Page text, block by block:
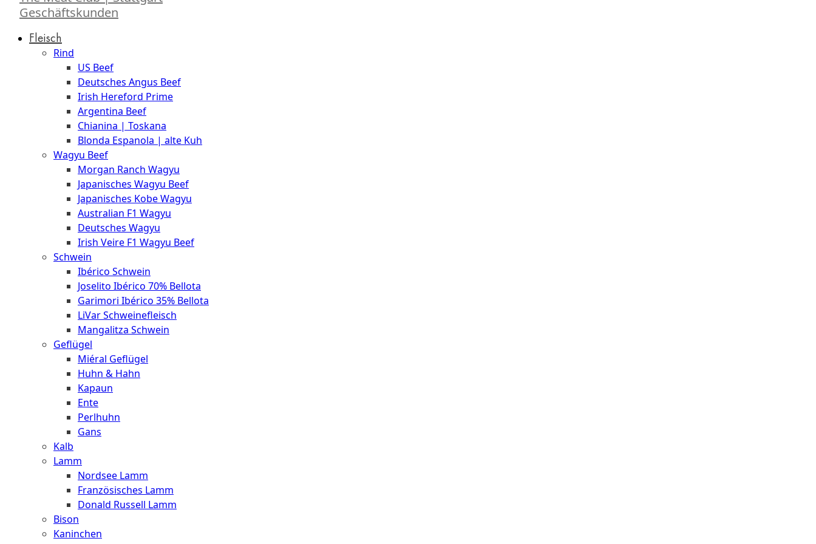
Geschäftskunden
Fleisch
Rind
US Beef
Deutsches Angus Beef
Irish Hereford Prime
Argentina Beef
Chianina | Toskana
Blonda Espanola | alte Kuh
Wagyu Beef
Morgan Ranch Wagyu
Japanisches Wagyu Beef
Japanisches Kobe Wagyu
Australian F1 Wagyu
Deutsches Wagyu
Irish Veire F1 Wagyu Beef
Schwein
Ibérico Schwein
Joselito Ibérico 70% Bellota
Garimori Ibérico 35% Bellota
LiVar Schweinefleisch
Mangalitza Schwein
Geflügel
Miéral Geflügel
Huhn & Hahn
Kapaun
Ente
Perlhuhn
Gans
Kalb
Lamm
Nordsee Lamm
Französisches Lamm
Donald Russell Lamm
Bison
Kaninchen